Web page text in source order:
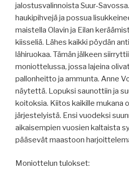
jalostusvalinnoista Suur-
haukipihvejä ja possua
maistella Olavin ja Eilan
kiisseliä. Lähes kaikki pöydän
lähiruokaa. Tämän jälkeen
moniottelussa, jossa lajeina
pallonheitto ja ammunta. Anne
näytettä. Lopuksi saunottiin ja
koitoksia. Kiitos kaikille mukana
järjestelyistä. Ensi vuodeksi
aikaisempien vuosien kaltaista
pääsevät maastoon
Moniottelun tulokset: